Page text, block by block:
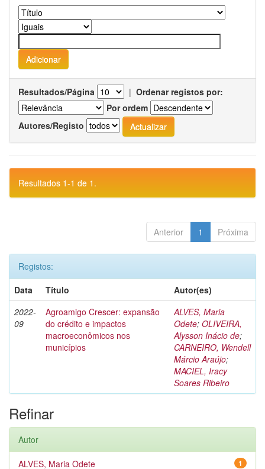
Resultados/Página | Ordenar registos por:
Por ordem
Autores/Registo
Resultados 1-1 de 1.
Anterior 1 Próxima
Registos:
Data
Título
Autor(es)
2022-
09
Agroamigo Crescer: expansão
do crédito e impactos
macroeconômicos nos
municípios
ALVES, Maria
Odete; OLIVEIRA,
Alysson Inácio de;
CARNEIRO, Wendell
Márcio Araújo;
MACIEL, Iracy
Soares Ribeiro
Refinar
Autor
1
ALVES, Maria Odete